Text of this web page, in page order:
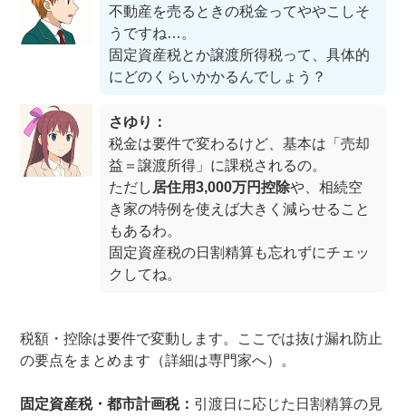
不動産を売るときの税金ってややこしそ
うですね…。
固定資産税とか譲渡所得税って、具体的
にどのくらいかかるんでしょう？
さゆり：
税金は要件で変わるけど、基本は「売却
益＝譲渡所得」に課税されるの。
ただし 居住用3,000万円控除や、相続空
き家の特例を使えば大きく減らせること
もあるわ。
固定資産税の日割精算も忘れずにチェッ
クしてね。
税額・控除は要件で変動します。ここでは抜け漏れ防止
の要点をまとめます（詳細は専門家へ）。
固定資産税・都市計画税： 引渡日に応じた日割精算の見